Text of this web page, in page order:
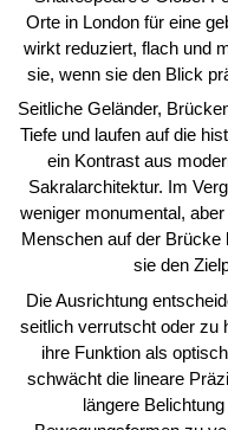
Orte in London für eine
wirkt reduziert, flach und
sie, wenn sie den Blick
Seitliche Geländer,
Tiefe und laufen auf die
ein Kontrast aus
Sakralarchitektur. Im
weniger monumental,
Menschen auf der
sie den
Die Ausrichtung
seitlich verrutscht oder zu
ihre Funktion als
schwächt die lineare
längere